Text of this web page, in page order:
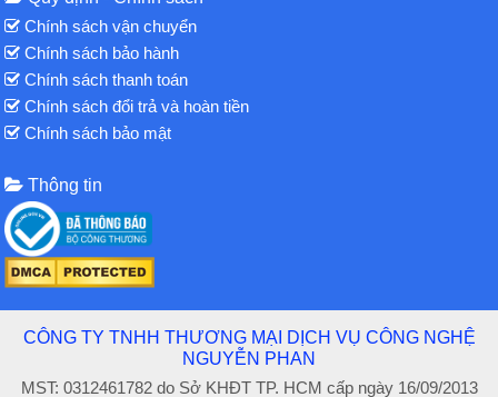
Chính sách vận chuyển
Chính sách bảo hành
Chính sách thanh toán
Chính sách đổi trả và hoàn tiền
Chính sách bảo mật
Thông tin
CÔNG TY TNHH THƯƠNG MẠI DỊCH VỤ CÔNG NGHỆ
NGUYỄN PHAN
MST: 0312461782 do Sở KHĐT TP. HCM cấp ngày 16/09/2013